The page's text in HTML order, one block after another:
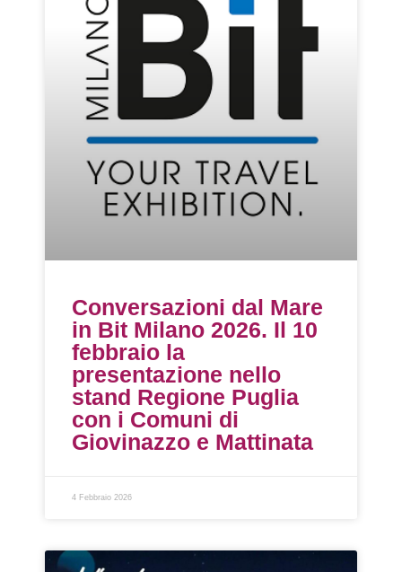
Conversazioni dal Mare
in Bit Milano 2026. Il 10
febbraio la
presentazione nello
stand Regione Puglia
con i Comuni di
Giovinazzo e Mattinata
4 Febbraio 2026